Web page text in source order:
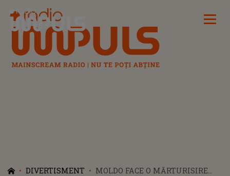
Radio Impuls
DIVERTISMENT
MOLDO FACE O MĂRTURISIRE